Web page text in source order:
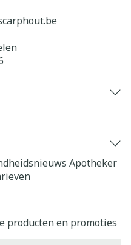
Apotheker
producten en promoties